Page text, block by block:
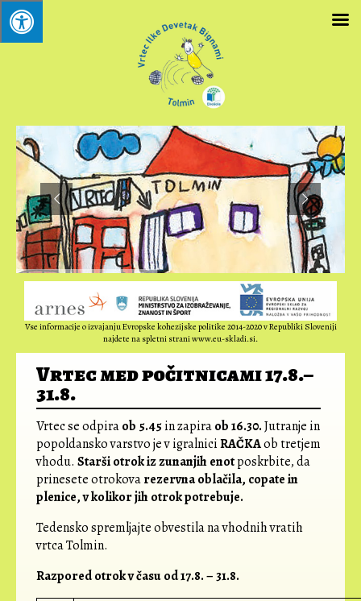
Vse informacije o izvajanju Evropske kohezijske politike 2014-2020 v Republiki Sloveniji
najdete na spletni strani www.eu-skladi.si.
Vrtec med počitnicami 17.8.–
31.8.
Vrtec se odpiraob 5.45in zapiraob 16.30.Jutranje in
popoldansko varstvo je v igralniciRAČKAob tretjem
vhodu. Starši otrok iz zunanjih enotposkrbite, da
prinesete otrokovarezervna oblačila, copate in
plenice, v kolikor jih otrok potrebuje.
Tedensko spremljajte obvestila na vhodnih vratih
vrtca Tolmin.
Razpored otrok v času od 17.8. – 31.8.